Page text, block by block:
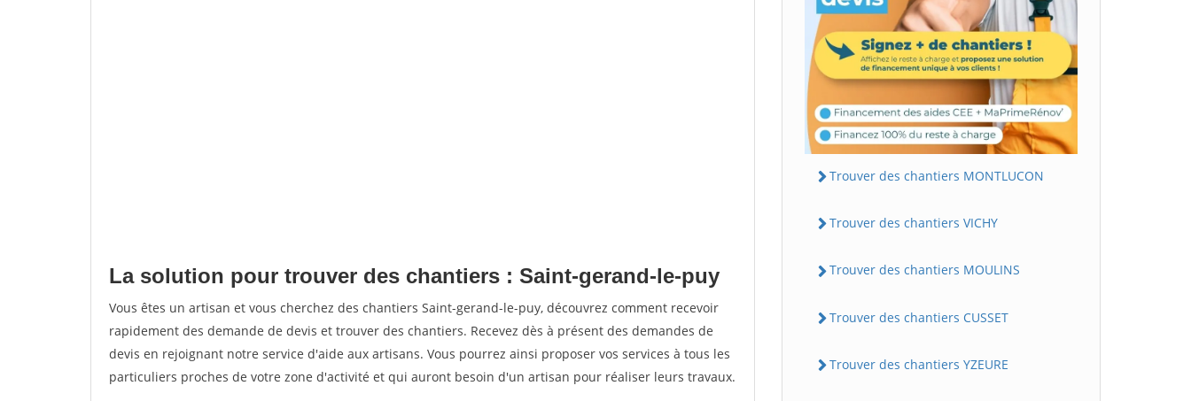
La solution pour trouver des chantiers : Saint-gerand-le-puy
Vous êtes un artisan et vous cherchez des chantiers Saint-gerand-le-puy, découvrez comment recevoir
rapidement des demande de devis et trouver des chantiers. Recevez dès à présent des demandes de
devis en rejoignant notre service d'aide aux artisans. Vous pourrez ainsi proposer vos services à tous les
particuliers proches de votre zone d'activité et qui auront besoin d'un artisan pour réaliser leurs travaux.
Trouver des chantiers MONTLUCON
Trouver des chantiers VICHY
Trouver des chantiers MOULINS
Trouver des chantiers CUSSET
Trouver des chantiers YZEURE